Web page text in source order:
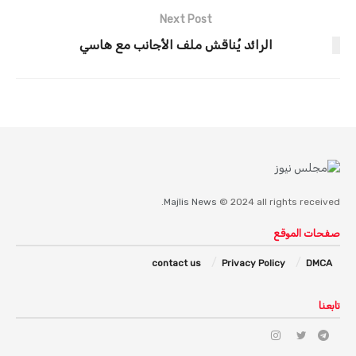
Next Post
الرائد يُناقش ملف الأجانب مع هاسي
Majlis News © 2024 all rights received.
صفحات الموقع
DMCA
Privacy Policy
contact us
تابعنا